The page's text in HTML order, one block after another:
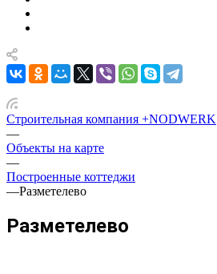
Строительная компания +NODWERK
—
Объекты на карте
—
Построенные коттеджи
—Разметелево
Разметелево